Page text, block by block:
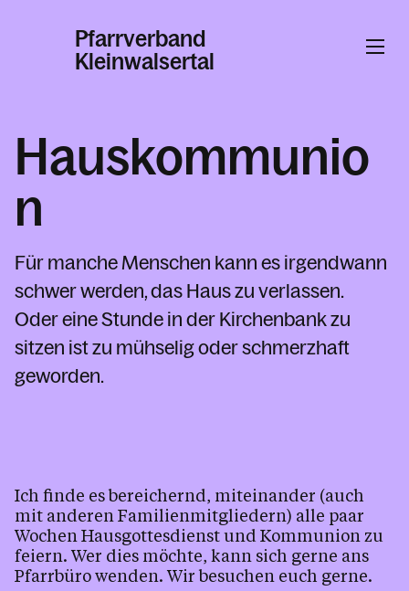
Pfarrverband
Kleinwalsertal
Aktuelles
Taufe, Hochzeit, Erstkommunion &
Firmung
Seelsorge
Theodulblettle
Unsere Verstorbenen
Hauskommunio
n
Für manche Menschen kann es irgendwann
schwer werden, das Haus zu verlassen.
Oder eine Stunde in der Kirchenbank zu
sitzen ist zu mühselig oder schmerzhaft
geworden.
Ich finde es bereichernd, miteinander (auch
mit anderen Familienmitgliedern) alle paar
Wochen Hausgottesdienst und Kommunion zu
feiern. Wer dies möchte, kann sich gerne ans
Pfarrbüro wenden. Wir besuchen euch gerne.